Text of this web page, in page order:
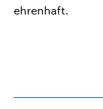
ehrenhaft.